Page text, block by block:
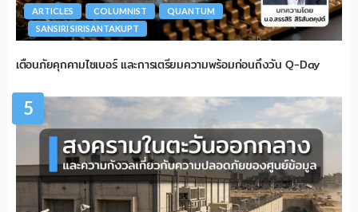
ARTICLES COLUMNIST
QUANTUM
SANSIRI SIRISANTAKUPT
เตือนภัยคุกคามไซเบอร์ และการเตรียมความพร้อมก่อนถึงวัน Q-Day
5